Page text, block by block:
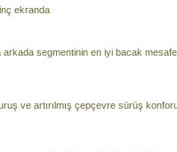
ekranda
arkada segmentinin en iyi bacak
ve artırılmış çepçevre sürüş